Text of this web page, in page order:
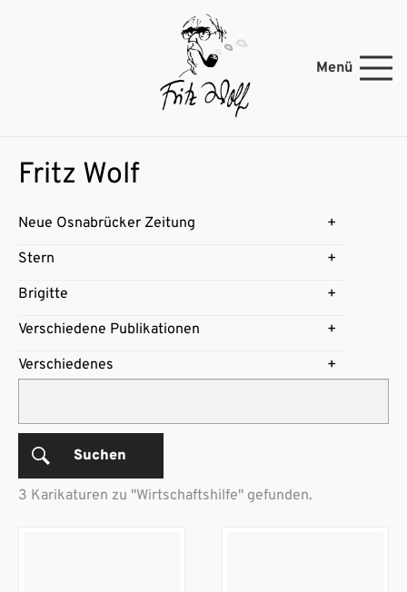
Menü
Fritz Wolf
Neue Osnabrücker Zeitung
Stern
Brigitte
Verschiedene Publikationen
Verschiedenes
Suchen
3 Karikaturen zu "Wirtschaftshilfe" gefunden.